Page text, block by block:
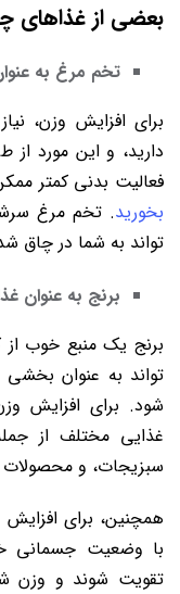
بعضی از غذاهای
تخم مرغ به
برای افزایش وزن،
دارید، و این مورد از
فعالیت بدنی کمتر
بخورید. تخم مرغ
تواند به شما در چاق
برنج به عنوان
برنج یک منبع خوب
‌تواند به عنوان بخشی
شود. برای افزایش
غذایی مختلف از
سبزیجات، و محصولات
همچنین، برای
با وضعیت جسمانی
تقویت شوند و وزن